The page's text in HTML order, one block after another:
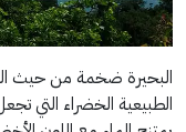
البحيرة ضخمة من حيث
الطبيعية الخضراء التي